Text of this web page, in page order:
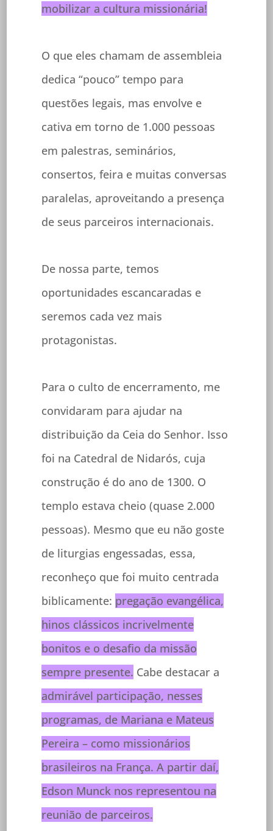
mobilizar a cultura missionária!
O que eles chamam de assembleia
dedica “pouco” tempo para
questões legais, mas envolve e
cativa em torno de 1.000 pessoas
em palestras, seminários,
consertos, feira e muitas conversas
paralelas, aproveitando a presença
de seus parceiros internacionais.
De nossa parte, temos
oportunidades escancaradas e
seremos cada vez mais
protagonistas.
Para o culto de encerramento, me
convidaram para ajudar na
distribuição da Ceia do Senhor. Isso
foi na Catedral de Nidarós, cuja
construção é do ano de 1300. O
templo estava cheio (quase 2.000
pessoas). Mesmo que eu não goste
de liturgias engessadas, essa,
reconheço que foi muito centrada
biblicamente: pregação evangélica,
hinos clássicos incrivelmente
bonitos e o desafio da missão
sempre presente. Cabe destacar a
admirável participação, nesses
programas, de Mariana e Mateus
Pereira – como missionários
brasileiros na França. A partir daí,
Edson Munck nos representou na
reunião de parceiros.